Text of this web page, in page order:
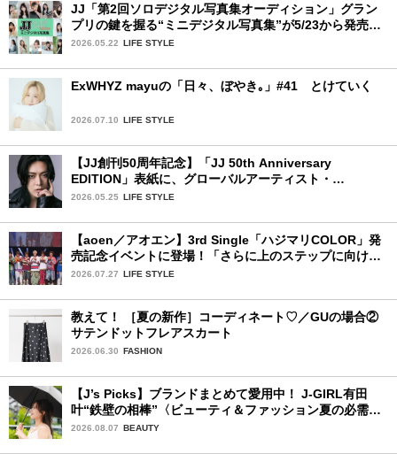
JJ「第2回ソロデジタル写真集オーディション」グラン
プリの鍵を握る“ミニデジタル写真集”が5/23から発売！
ファイナリストの個性あふれる18冊
2026.05.22 LIFE STYLE
ExWHYZ mayuの「日々、ぼやき｡」#41 とけていく
2026.07.10 LIFE STYLE
【JJ創刊50周年記念】「JJ 50th Anniversary
EDITION」表紙に、グローバルアーティスト・
YUTA（NCT）が登場します！
2026.05.25 LIFE STYLE
【aoen／アオエン】3rd Single「ハジマリCOLOR」発
売記念イベントに登場！「さらに上のステップに向けた
新たなハジマリになるように」と爽やかな笑顔で意気込
2026.07.27 LIFE STYLE
教えて！ ［夏の新作］コーディネート♡／GUの場合②
サテンドットフレアスカート
2026.06.30 FASHION
【J’s Picks】ブランドまとめて愛用中！ J-GIRL有田
叶“鉄壁の相棒”〈ビューティ＆ファッション夏の必需
品〉
2026.08.07 BEAUTY